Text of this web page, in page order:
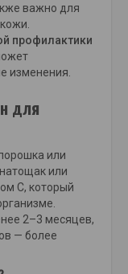
важно для
профилактики
изменения.
для
или
или
С, который
2–3 месяцев,
— более